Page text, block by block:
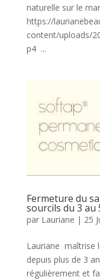
naturelle sur le
https://
content/uploads/
p4 ...
Fermeture du
sourcils du 3 au
par Lauriane | 25
Lauriane maîtrise
depuis plus de 3
régulièrement et